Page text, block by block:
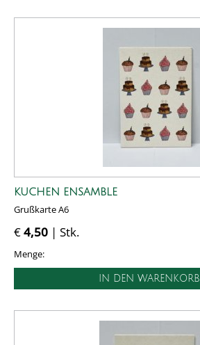
KUCHEN ENSAMBLE
Grußkarte A6
€4,50 | Stk.
Menge:
IN DEN WARENKORB